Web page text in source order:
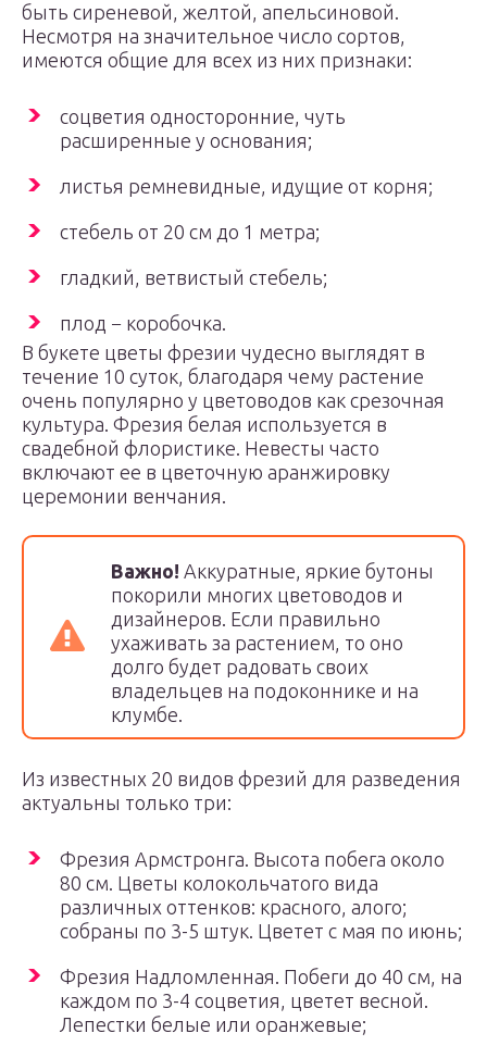
быть сиреневой, желтой, апельсиновой.
Несмотря на значительное число сортов,
имеются общие для всех из них признаки:
соцветия односторонние, чуть
расширенные у основания;
листья ремневидные, идущие от корня;
стебель от 20 см до 1 метра;
гладкий, ветвистый стебель;
плод − коробочка.
В букете цветы фрезии чудесно выглядят в
течение 10 суток, благодаря чему растение
очень популярно у цветоводов как срезочная
культура. Фрезия белая используется в
свадебной флористике. Невесты часто
включают ее в цветочную аранжировку
церемонии венчания.
Важно! Аккуратные, яркие бутоны
покорили многих цветоводов и
дизайнеров. Если правильно
ухаживать за растением, то оно
долго будет радовать своих
владельцев на подоконнике и на
клумбе.
Из известных 20 видов фрезий для разведения
актуальны только три:
Фрeзия Aрмстронга. Высота побега около
80 см. Цветы колокольчатого вида
различных оттенков: красного, алого;
собраны по 3-5 штук. Цветет с мая по июнь;
Фрезия Надломленная. Побеги до 40 см, на
каждом по 3-4 соцветия, цветет весной.
Лепестки белые или оранжевые;